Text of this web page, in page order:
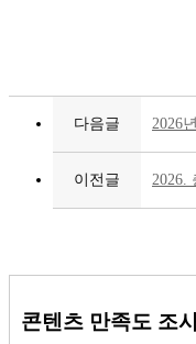
다음글
이전글 2026.
콘텐츠 만족도 조